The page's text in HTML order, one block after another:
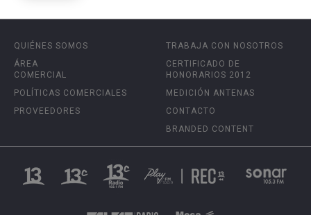
QUIÉNES SOMOS
ÁREA
COMERCIAL
POLÍTICAS COMERCIALES
PROVEEDORES
TRABAJA CON NOSOTROS
CERTIFICADO DE
HONORARIOS 2012
MEDICIÓN ANTENAS
CONTACTO
BRANDED CONTENT